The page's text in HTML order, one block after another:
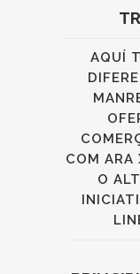
AQUÍ
COM ARA
O